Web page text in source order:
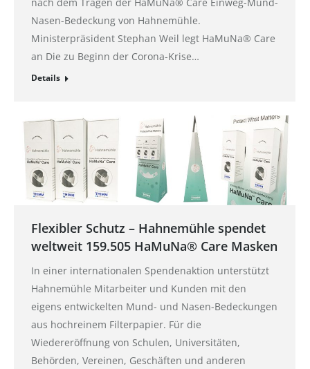
nach dem Tragen der HaMuNa® Care Einweg-Mund-
Nasen-Bedeckung von Hahnemühle.
Ministerpräsident Stephan Weil legt HaMuNa® Care
an Die zu Beginn der Corona-Krise…
Details
Flexibler Schutz – Hahnemühle spendet
weltweit 159.505‬ HaMuNa® Care Masken
In einer internationalen Spendenaktion unterstützt
Hahnemühle Mitarbeiter und Kunden mit den
eigens entwickelten Mund- und Nasen-Bedeckungen
aus hochreinem Filterpapier. Für die
Wiedereröffnung von Schulen, Universitäten,
Behörden, Vereinen, Geschäften und anderen